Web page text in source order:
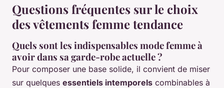
Questions fréquentes sur le choix
des vêtements femme tendance
Quels sont les indispensables mode femme à
avoir dans sa garde-robe actuelle ?
Pour composer une base solide, il convient de miser
sur quelques essentiels intemporels combinables à